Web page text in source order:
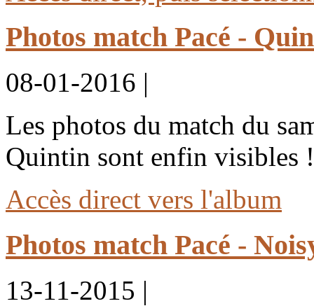
Photos match Pacé -
08-01-2016 |
Les photos du match du
Quintin sont enfin visibles !
Accès direct vers l'album
Photos match Pacé -
13-11-2015 |